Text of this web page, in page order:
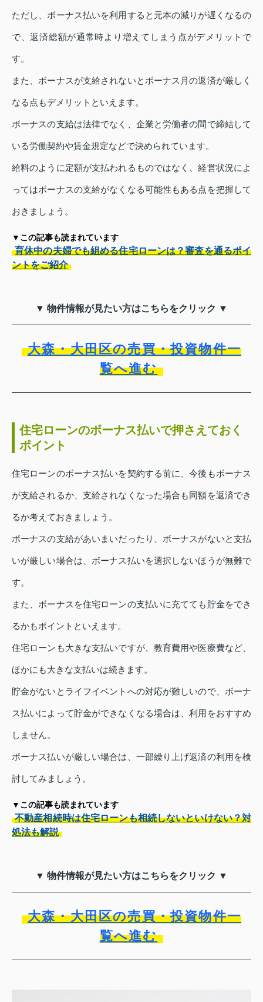
ただし、ボーナス払いを利用すると元本の減りが遅くなるの
で、返済総額が通常時より増えてしまう点がデメリットで
す。
また、ボーナスが支給されないとボーナス月の返済が厳しく
なる点もデメリットといえます。
ボーナスの支給は法律でなく、企業と労働者の間で締結して
いる労働契約や賃金規定などで決められています。
給料のように定額が支払われるものではなく、経営状況によ
ってはボーナスの支給がなくなる可能性もある点を把握して
おきましょう。
▼この記事も読まれています
育休中の夫婦でも組める住宅ローンは？審査を通るポイ
ントをご紹介
▼ 物件情報が見たい方はこちらをクリック ▼
大森・大田区の売買・投資物件一
覧へ進む
住宅ローンのボーナス払いで押さえておく
ポイント
住宅ローンのボーナス払いを契約する前に、今後もボーナス
が支給されるか、支給されなくなった場合も同額を返済でき
るか考えておきましょう。
ボーナスの支給があいまいだったり、ボーナスがないと支払
いが厳しい場合は、ボーナス払いを選択しないほうが無難で
す。
また、ボーナスを住宅ローンの支払いに充てても貯金をでき
るかもポイントといえます。
住宅ローンも大きな支払いですが、教育費用や医療費など、
ほかにも大きな支払いは続きます。
貯金がないとライフイベントへの対応が難しいので、ボーナ
ス払いによって貯金ができなくなる場合は、利用をおすすめ
しません。
ボーナス払いが厳しい場合は、一部繰り上げ返済の利用を検
討してみましょう。
▼この記事も読まれています
不動産相続時は住宅ローンも相続しないといけない？対
処法も解説
▼ 物件情報が見たい方はこちらをクリック ▼
大森・大田区の売買・投資物件一
覧へ進む